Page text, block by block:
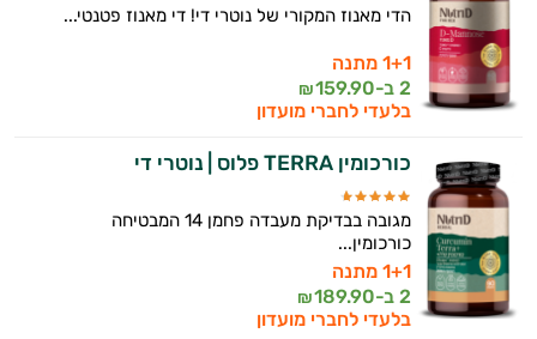
הדי מאנוז המקורי של נוטרי די! די מאנוז פטנטי...
1+1 מתנה
2 ב-
159.90
₪
בלעדי לחברי מועדון
כורכומין TERRA פלוס | נוטרי די
מגובה בבדיקת מעבדה פחמן 14 המבטיחה
כורכומין...
1+1 מתנה
2 ב-
189.90
₪
בלעדי לחברי מועדון
זה הזמן להתחיל. איך אוכל לעזור?